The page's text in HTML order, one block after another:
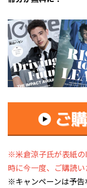
※米倉涼子氏が表紙
時に今一度、ご購読
※キャンペーンは予告